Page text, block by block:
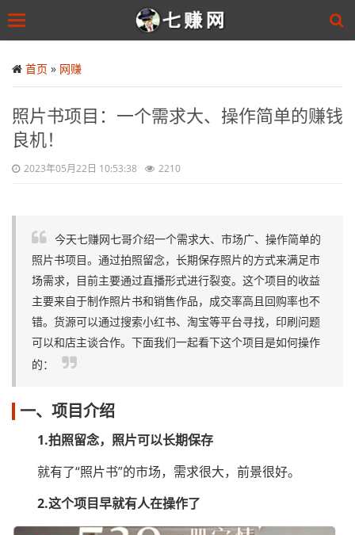
to
main
Toggle
首页 » 网赚
照片书项目：一个需求大、操作简单的赚钱
良机！
2023年05月22日 10:53:38 2210
今天七赚网七哥介绍一个需求大、市场广、操作简单的
照片书项目。通过拍照留念，长期保存照片的方式来满足市
场需求，目前主要通过直播形式进行裂变。这个项目的收益
主要来自于制作照片书和销售作品，成交率高且回购率也不
错。货源可以通过搜索小红书、淘宝等平台寻找，印刷问题
可以和店主谈合作。下面我们一起看下这个项目是如何操作
的：
一、项目介绍
1.拍照留念，照片可以长期保存
就有了“照片书”的市场，需求很大，前景很好。
2.这个项目早就有人在操作了